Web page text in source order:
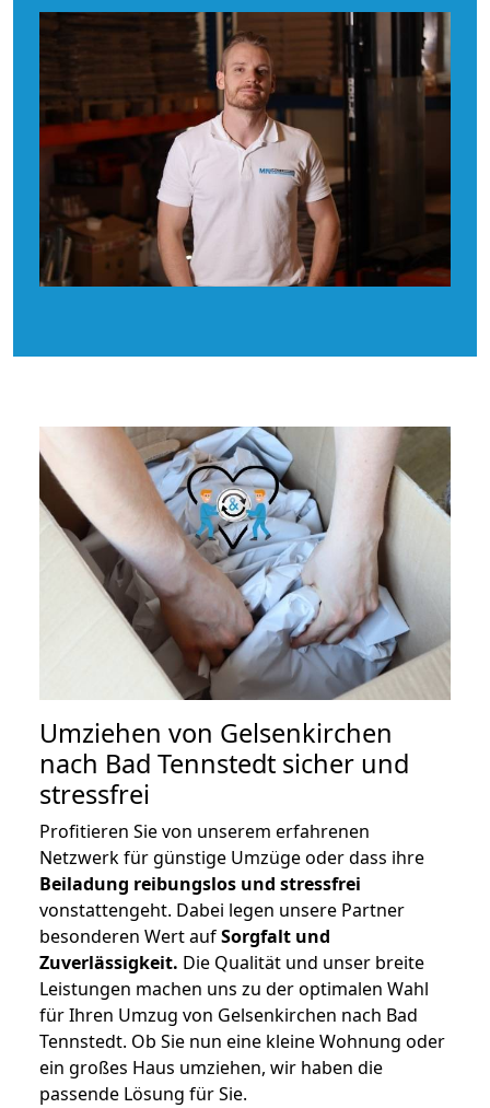
Umziehen von Gelsenkirchen
nach Bad Tennstedt sicher und
stressfrei
Profitieren Sie von unserem erfahrenen
Netzwerk für günstige Umzüge oder dass ihre
Beiladung reibungslos und stressfrei
vonstattengeht. Dabei legen unsere Partner
besonderen Wert aufSorgfalt und
Zuverlässigkeit. Die Qualität und unser breite
Leistungen machen uns zu der optimalen Wahl
für Ihren Umzug von Gelsenkirchen nach Bad
Tennstedt. Ob Sie nun eine kleine Wohnung oder
ein großes Haus umziehen, wir haben die
passende Lösung für Sie.